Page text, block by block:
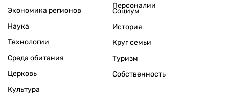
Экономика регионов
Персоналии
Наука
Технологии
Среда обитания
Церковь
Культура
Социум
История
Круг семьи
Туризм
Собственность